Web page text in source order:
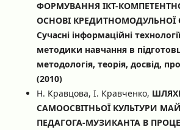
ФОРМУВАННЯ ІКТ-
ОСНОВІ КРЕДИТНОМОДУЛЬНОЇ
Сучасні інформаційні
методики навчання в
методологія, теорія, досвід,
(2010)
Н. Кравцова, І. Кравченко,
САМООСВІТНЬОЇ КУЛЬТУРИ
ПЕДАГОГА-МУЗИКАНТА В